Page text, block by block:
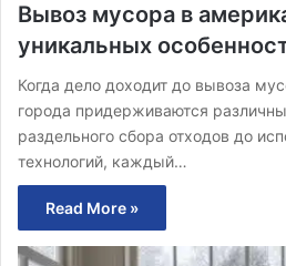
Вывоз мусора в
уникальных
Когда дело доходит до вывоза
города придерживаются
раздельного сбора отходов до
технологий, каждый…
Read More »